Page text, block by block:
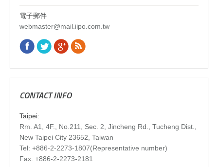
電子郵件
webmaster@mail.iipo.com.tw
Find us on:
Facebook
TwitterGoogle+
Rss
CONTACT INFO
Taipei:
Rm. A1, 4F., No.211, Sec. 2, Jincheng Rd., Tucheng Dist.,
New Taipei City 23652, Taiwan
Tel: +886-2-2273-1807(Representative number)
Fax: +886-2-2273-2181